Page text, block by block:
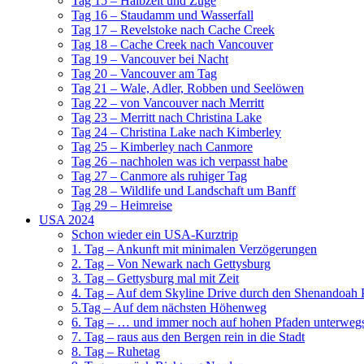
Tag 16 – Staudamm und Wasserfall
Tag 17 – Revelstoke nach Cache Creek
Tag 18 – Cache Creek nach Vancouver
Tag 19 – Vancouver bei Nacht
Tag 20 – Vancouver am Tag
Tag 21 – Wale, Adler, Robben und Seelöwen
Tag 22 – von Vancouver nach Merritt
Tag 23 – Merritt nach Christina Lake
Tag 24 – Christina Lake nach Kimberley
Tag 25 – Kimberley nach Canmore
Tag 26 – nachholen was ich verpasst habe
Tag 27 – Canmore als ruhiger Tag
Tag 28 – Wildlife und Landschaft um Banff
Tag 29 – Heimreise
USA 2024
Schon wieder ein USA-Kurztrip
1. Tag – Ankunft mit minimalen Verzögerungen
2. Tag – Von Newark nach Gettysburg
3. Tag – Gettysburg mal mit Zeit
4. Tag – Auf dem Skyline Drive durch den Shenandoah
5.Tag – Auf dem nächsten Höhenweg
6. Tag – … und immer noch auf hohen Pfaden
7. Tag – raus aus den Bergen rein in die Stadt
8. Tag – Ruhetag